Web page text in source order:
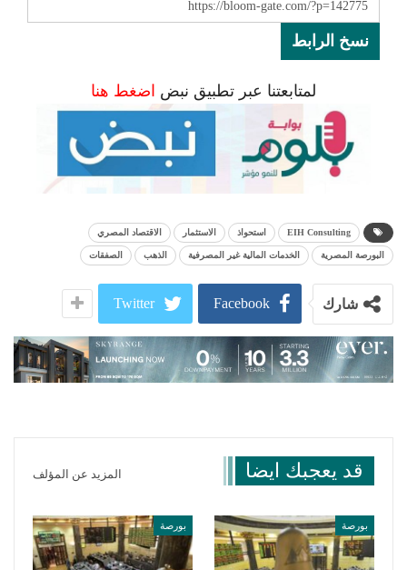
نسخ الرابط
لمتابعتنا عبر تطبيق نبض اضغط هنا
EIH Consulting استحواذ الاستثمار الاقتصاد المصري
البورصة المصرية الخدمات المالية غير المصرفية الذهب الصفقات
شارك Facebook
Twitter
قد يعجبك ايضا المزيد عن المؤلف
بورصة بورصة